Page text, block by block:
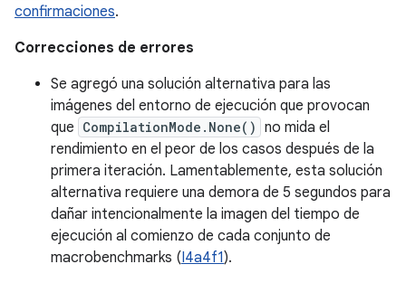
confirmaciones.
Correcciones de errores
Se agregó una solución alternativa para las
imágenes del entorno de ejecución que provocan
que CompilationMode.None() no mida el
rendimiento en el peor de los casos después de la
primera iteración. Lamentablemente, esta solución
alternativa requiere una demora de 5 segundos para
dañar intencionalmente la imagen del tiempo de
ejecución al comienzo de cada conjunto de
macrobenchmarks (I4a4f1).